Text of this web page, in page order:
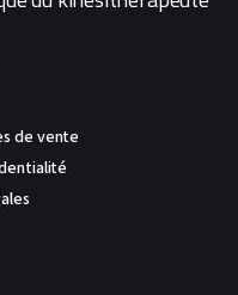
de vente